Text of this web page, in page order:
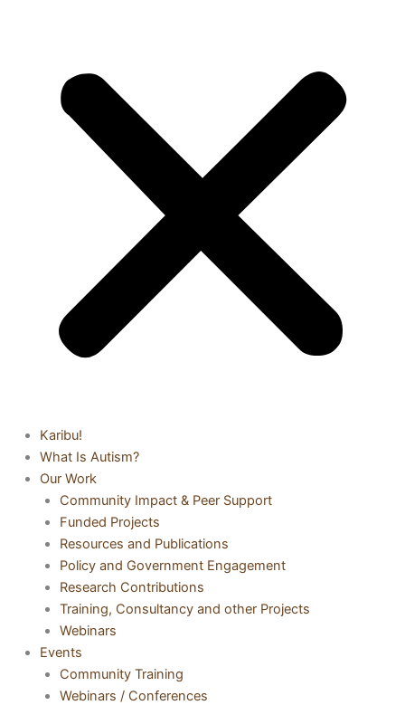
Karibu!
What Is Autism?
Our Work
Community Impact & Peer Support
Funded Projects
Resources and Publications
Policy and Government Engagement
Research Contributions
Training, Consultancy and other Projects
Webinars
Events
Community Training
Webinars / Conferences